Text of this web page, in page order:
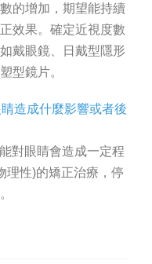
的增加，期望能持續
效果。確定近視度數
戴眼鏡、日戴型隱形
型鏡片。
造成什麼影響或者後
對眼睛會造成一定程
理性)的矯正治療，停